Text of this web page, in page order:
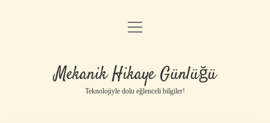
Anasayfa
Yasal Uyarı
menüyü
Mekanik Hikaye Günlüğü
Teknolojiyle dolu eğlenceli bilgiler!